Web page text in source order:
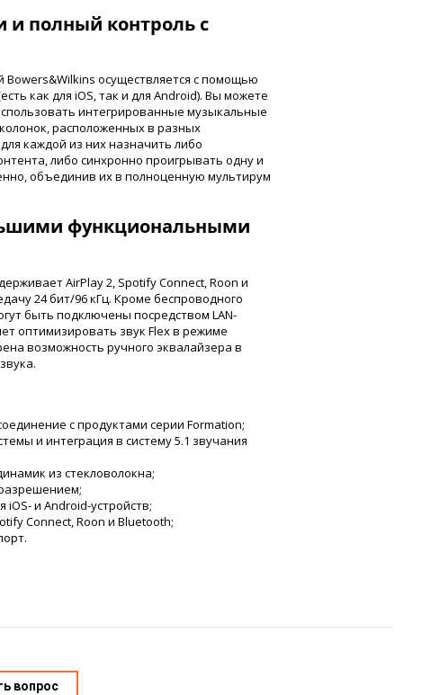
и полный контроль с
осуществляется с помощью
как для iOS, так и для Android). Вы можете
интегрированные музыкальные
расположенных в разных
каждой из них назначить либо
либо синхронно проигрывать одну и
объединив их в полноценную мультирум
функциональными
AirPlay 2, Spotify Connect, Roon и
24 бит/96 кГц. Кроме беспроводного
быть подключены посредством LAN-
оптимизировать звук Flex в режиме
возможность ручного эквалайзера в
с продуктами серии Formation;
и интеграция в систему 5.1 звучания
из стекловолокна;
и Android-устройств;
Connect, Roon и Bluetooth;
вопрос